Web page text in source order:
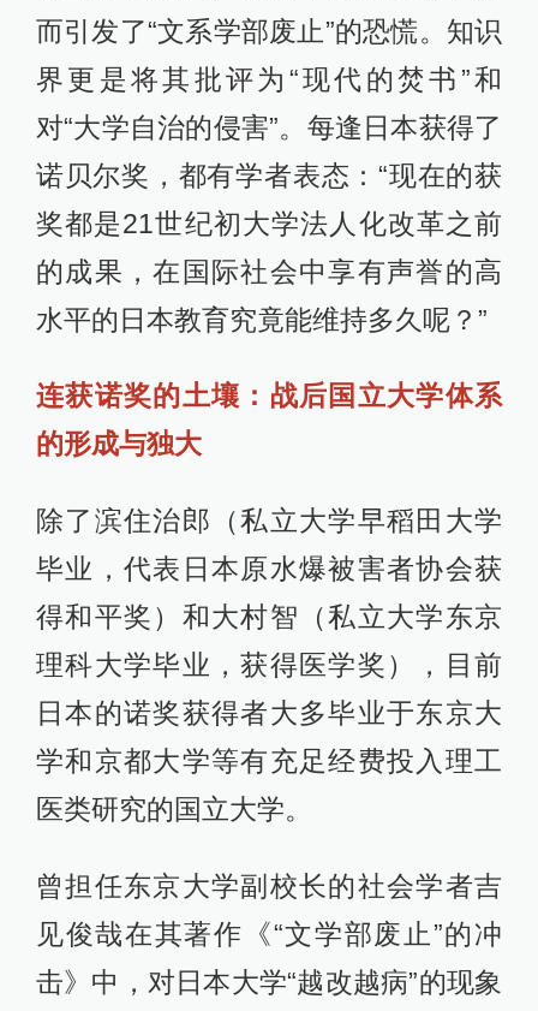
而引发了“文系学部废止”的恐慌。知识
界更是将其批评为“现代的焚书”和
对“大学自治的侵害”。每逢日本获得了
诺贝尔奖，都有学者表态：“现在的获
奖都是21世纪初大学法人化改革之前
的成果，在国际社会中享有声誉的高
水平的日本教育究竟能维持多久呢？”
连获诺奖的土壤：战后国立大学体系
的形成与独大
除了滨住治郎（私立大学早稻田大学
毕业，代表日本原水爆被害者协会获
得和平奖）和大村智（私立大学东京
理科大学毕业，获得医学奖），目前
日本的诺奖获得者大多毕业于东京大
学和京都大学等有充足经费投入理工
医类研究的国立大学。
曾担任东京大学副校长的社会学者吉
见俊哉在其著作《“文学部废止”的冲
击》中，对日本大学“越改越病”的现象